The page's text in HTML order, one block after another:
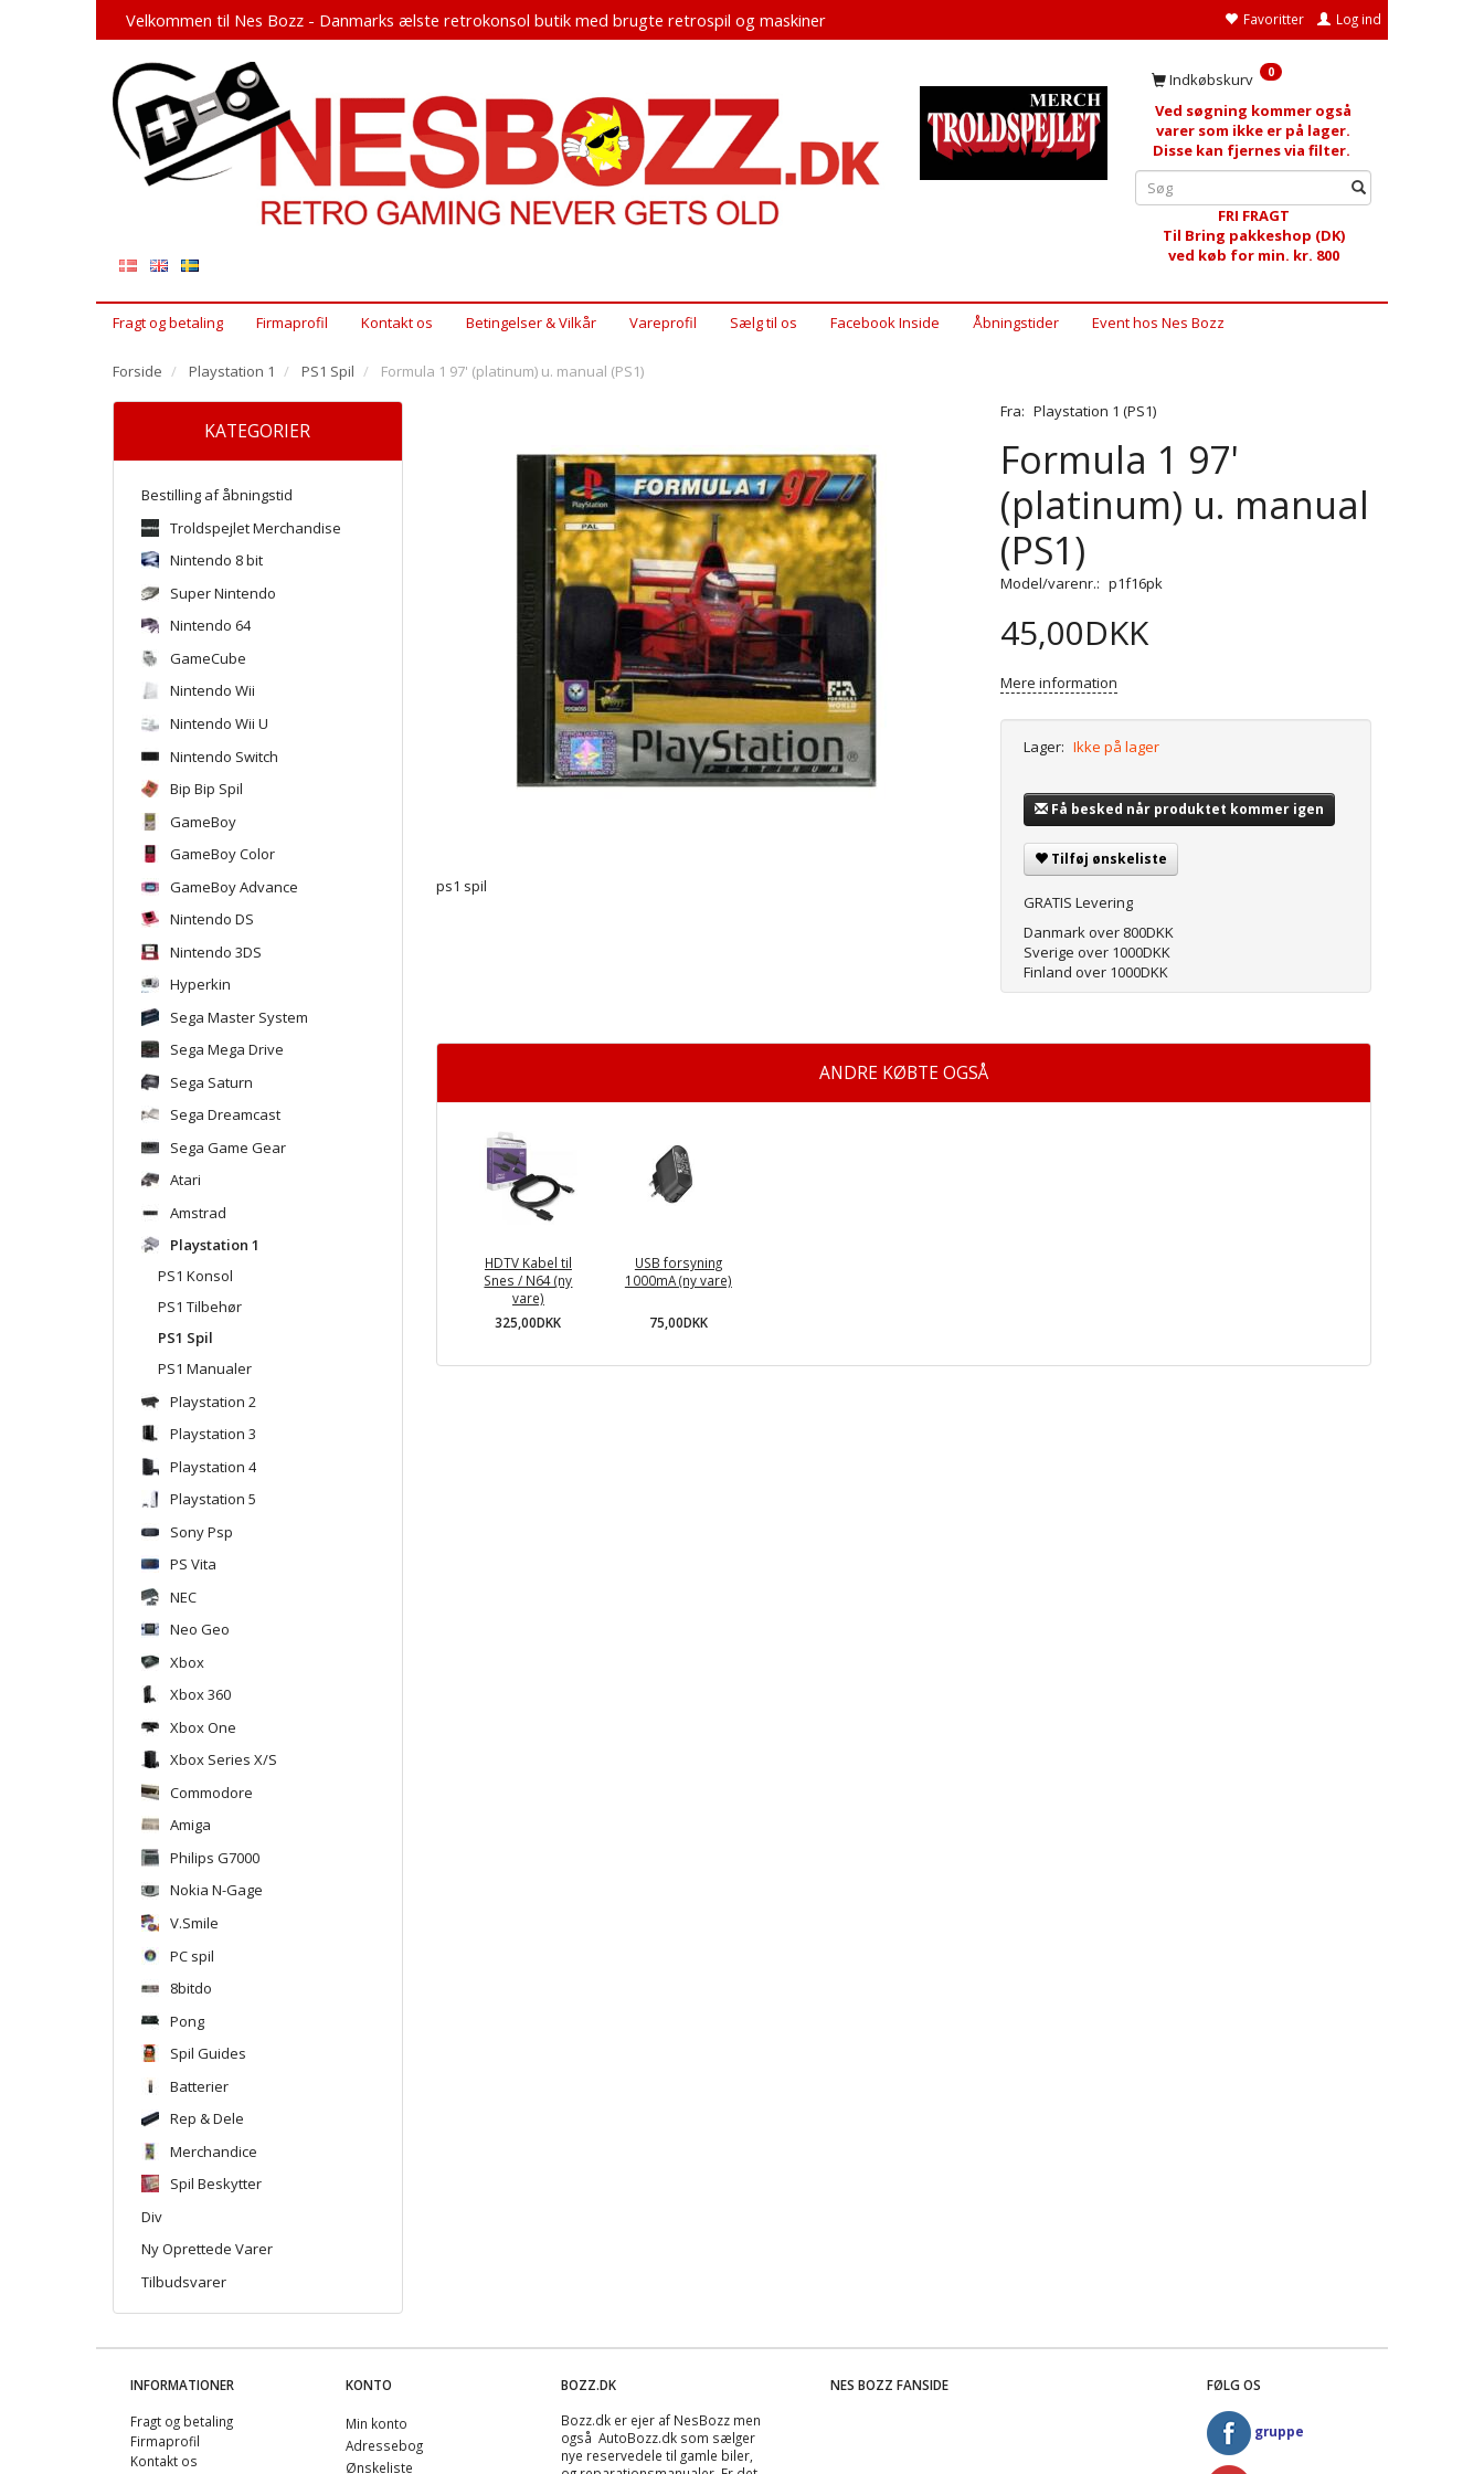
Favoritter Log ind
Velkommen til Nes Bozz - Danmarks ælste retrokonsol butik med brugte retrospil og maskiner
Indkøbskurv 0
Ved søgning kommer også
varer som ikke er på lager.
Disse kan fjernes via filter.
FRI FRAGT
Til Bring pakkeshop (DK)
ved køb for min. kr. 800
Fragt og betaling Firmaprofil Kontakt os Betingelser & Vilkår Vareprofil Sælg til os Facebook Inside Åbningstider Event hos Nes Bozz
Forside Playstation 1 PS1 Spil Formula 1 97' (platinum) u. manual (PS1)
KATEGORIER
Bestilling af åbningstid
Troldspejlet Merchandise
Nintendo 8 bit
Super Nintendo
Nintendo 64
GameCube
Nintendo Wii
Nintendo Wii U
Nintendo Switch
Bip Bip Spil
GameBoy
GameBoy Color
GameBoy Advance
Nintendo DS
Nintendo 3DS
Hyperkin
Sega Master System
Sega Mega Drive
Sega Saturn
Sega Dreamcast
Sega Game Gear
Atari
Amstrad
Playstation 1
PS1 Konsol
PS1 Tilbehør
PS1 Spil
PS1 Manualer
Playstation 2
Playstation 3
Playstation 4
Playstation 5
Sony Psp
PS Vita
NEC
Neo Geo
Xbox
Xbox 360
Xbox One
Xbox Series X/S
Commodore
Amiga
Philips G7000
Nokia N-Gage
V.Smile
PC spil
8bitdo
Pong
Spil Guides
Batterier
Rep & Dele
Merchandice
Spil Beskytter
Div
Ny Oprettede Varer
Tilbudsvarer
ps1 spil
Fra: Playstation 1 (PS1)
Formula 1 97'
(platinum) u. manual
(PS1)
Model/varenr.: p1f16pk
45,00DKK
Mere information
Lager: Ikke på lager
Få besked når produktet kommer igen
Tilføj ønskeliste
GRATIS Levering
Danmark over 800DKK
Sverige over 1000DKK
Finland over 1000DKK
ANDRE KØBTE OGSÅ
HDTV Kabel til
Snes / N64 (ny
vare)
325,00DKK
USB forsyning
1000mA (ny vare)
75,00DKK
INFORMATIONER
Fragt og betaling
Firmaprofil
Kontakt os
KONTO
Min konto
Adressebog
Ønskeliste
BOZZ.DK
Bozz.dk er ejer af NesBozz men
også AutoBozz.dk som sælger
nye reservedele til gamle biler,
NES BOZZ FANSIDE FØLG OS
gruppe